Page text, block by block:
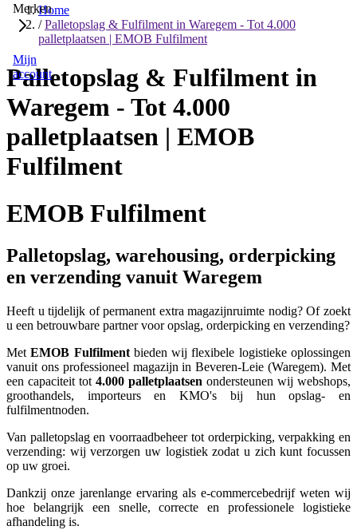
Merken
Mijn
account
Home
/ Palletopslag & Fulfilment in Waregem - Tot 4.000
palletplaatsen | EMOB Fulfilment
Palletopslag & Fulfilment in
Waregem - Tot 4.000
palletplaatsen | EMOB
Fulfilment
EMOB Fulfilment
Palletopslag, warehousing, orderpicking
en verzending vanuit Waregem
Heeft u tijdelijk of permanent extra magazijnruimte nodig? Of zoekt
u een betrouwbare partner voor opslag, orderpicking en verzending?
MetEMOB Fulfilmentbieden wij flexibele logistieke oplossingen
vanuit ons professioneel magazijn in Beveren-Leie (Waregem). Met
een capaciteit tot 4.000 palletplaatsen ondersteunen wij webshops,
groothandels, importeurs en KMO's bij hun opslag- en
fulfilmentnoden.
Van palletopslag en voorraadbeheer tot orderpicking, verpakking en
verzending: wij verzorgen uw logistiek zodat u zich kunt focussen
op uw groei.
Dankzij onze jarenlange ervaring als e-commercebedrijf weten wij
hoe belangrijk een snelle, correcte en professionele logistieke
afhandeling is.